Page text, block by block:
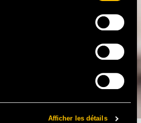
Afficher les détails